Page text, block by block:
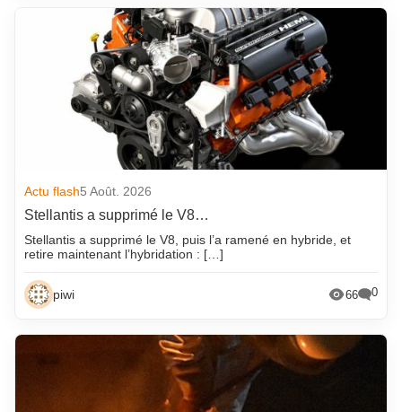
Actu flash5 Août. 2026
Stellantis a supprimé le V8…
Stellantis a supprimé le V8, puis l’a ramené en hybride, et
retire maintenant l’hybridation : […]
piwi 66 0